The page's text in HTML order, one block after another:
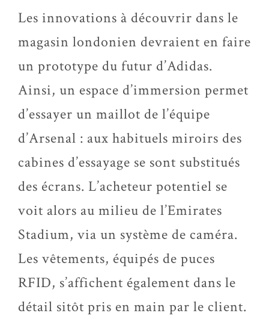
Les innovations à découvrir dans le
magasin londonien devraient en faire
un prototype du futur d’Adidas.
Ainsi, un espace d’immersion permet
d’essayer un maillot de l’équipe
d’Arsenal : aux habituels miroirs des
cabines d’essayage se sont substitués
des écrans. L’acheteur potentiel se
voit alors au milieu de l’Emirates
Stadium, via un système de caméra.
Les vêtements, équipés de puces
RFID, s’affichent également dans le
détail sitôt pris en main par le client.